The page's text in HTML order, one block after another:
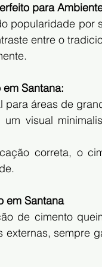
para
popularidade por
entre o
Santana:
para áreas de
visual
correta, o
em Santana
de cimento
externas, sempre